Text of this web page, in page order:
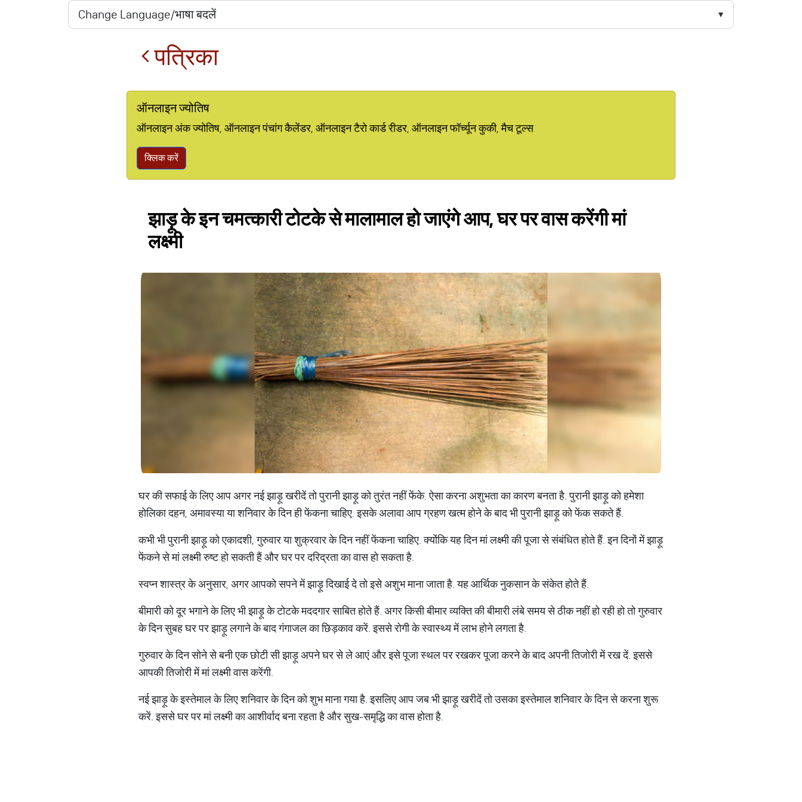
पत्रिका
ऑनलाइन ज्योतिष
ऑनलाइन अंक ज्योतिष, ऑनलाइन पंचांग कैलेंडर, ऑनलाइन टैरो कार्ड रीडर, ऑनलाइन फॉर्च्यून कुकी, मैच टूल्स
क्लिक करें
झाड़ू के इन चमत्कारी टोटके से मालामाल हो जाएंगे आप, घर पर वास करेंगी मां
लक्ष्मी
घर की सफाई के लिए आप अगर नई झाड़ू खरीदें तो पुरानी झाड़ू को तुरंत नहीं फेंके. ऐसा करना अशुभता का कारण बनता है. पुरानी झाड़ू को हमेशा
होलिका दहन, अमावस्या या शनिवार के दिन ही फेंकना चाहिए. इसके अलावा आप ग्रहण खत्म होने के बाद भी पुरानी झाड़ू को फेंक सकते हैं.
कभी भी पुरानी झाड़ू को एकादशी, गुरुवार या शुक्रवार के दिन नहीं फेंकना चाहिए. क्योंकि यह दिन मां लक्ष्मी की पूजा से संबंधित होते हैं. इन दिनों में झाड़ू
फेंकने से मां लक्ष्मी रुष्ट हो सकती हैं और घर पर दरिद्रता का वास हो सकता है.
स्वप्न शास्त्र के अनुसार, अगर आपको सपने में झाड़ू दिखाई दे तो इसे अशुभ माना जाता है. यह आर्थिक नुकसान के संकेत होते हैं.
बीमारी को दूर भगाने के लिए भी झाड़ू के टोटके मददगार साबित होते हैं. अगर किसी बीमार व्यक्ति की बीमारी लंबे समय से ठीक नहीं हो रही हो तो गुरुवार
के दिन सुबह घर पर झाड़ू लगाने के बाद गंगाजल का छिड़काव करें. इससे रोगी के स्वास्थ्य में लाभ होने लगता है.
गुरुवार के दिन सोने से बनी एक छोटी सी झाड़ू अपने घर से ले आएं और इसे पूजा स्थल पर रखकर पूजा करने के बाद अपनी तिजोरी में रख दें. इससे
आपकी तिजोरी में मां लक्ष्मी वास करेंगी.
नई झाड़ू के इस्तेमाल के लिए शनिवार के दिन को शुभ माना गया है. इसलिए आप जब भी झाड़ू खरीदें तो उसका इस्तेमाल शनिवार के दिन से करना शुरू
करें. इससे घर पर मां लक्ष्मी का आशीर्वाद बना रहता है और सुख-समृद्धि का वास होता है.